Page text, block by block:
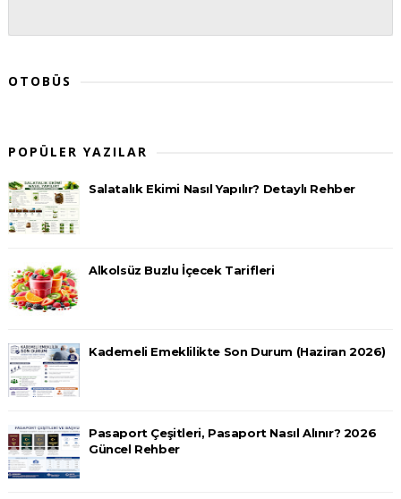
OTOBÜS
POPÜLER YAZILAR
Salatalık Ekimi Nasıl Yapılır? Detaylı Rehber
Alkolsüz Buzlu İçecek Tarifleri
Kademeli Emeklilikte Son Durum (Haziran 2026)
Pasaport Çeşitleri, Pasaport Nasıl Alınır? 2026
Güncel Rehber